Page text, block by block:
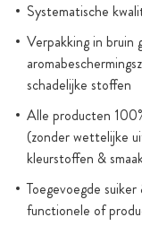
Systematische
Verpakking in bruin
schadelijke stoffen
Alle producten
(zonder wettelijke
kleurstoffen &
Toegevoegde
functionele of